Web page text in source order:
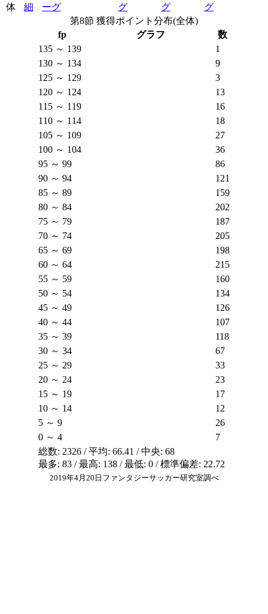
体
細
ーグ
グ
グ
グ
第8節 獲得ポイント分布(全体)
fp
グラフ
数
135 ～ 139
1
130 ～ 134
9
125 ～ 129
3
120 ～ 124
13
115 ～ 119
16
110 ～ 114
18
105 ～ 109
27
100 ～ 104
36
95 ～ 99
86
90 ～ 94
121
85 ～ 89
159
80 ～ 84
202
75 ～ 79
187
70 ～ 74
205
65 ～ 69
198
60 ～ 64
215
55 ～ 59
160
50 ～ 54
134
45 ～ 49
126
40 ～ 44
107
35 ～ 39
118
30 ～ 34
67
25 ～ 29
33
20 ～ 24
23
15 ～ 19
17
10 ～ 14
12
5 ～ 9
26
0 ～ 4
7
総数: 2326 / 平均: 66.41 / 中央: 68
最多: 83 / 最高: 138 / 最低: 0 / 標準偏差: 22.72
2019年4月20日ファンタジーサッカー研究室調べ